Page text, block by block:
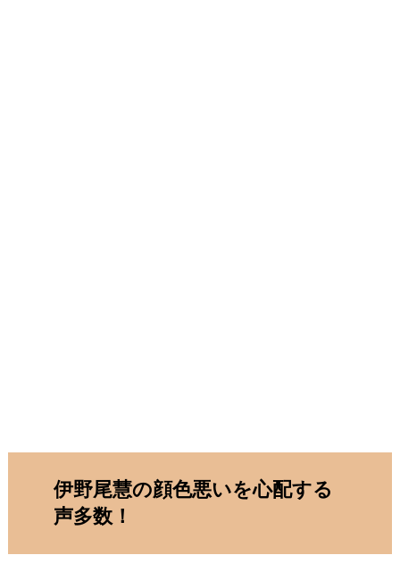
伊野尾慧の顔色悪いを心配する
声多数！